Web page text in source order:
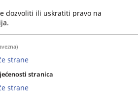
dozvoliti ili uskratiti pravo na
strane
stranica
strane